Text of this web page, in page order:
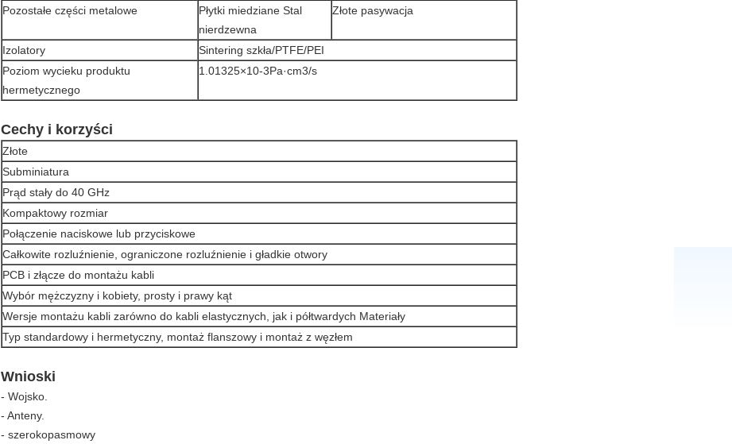
Pozostałe części metalowe
Płytki miedziane Stal
nierdzewna
Złote pasywacja
Izolatory
Sintering szkła/PTFE/PEI
Poziom wycieku produktu
hermetycznego
1.01325×10-3Pa·cm3/s
Cechy i korzyści
Złote
Subminiatura
Prąd stały do 40 GHz
Kompaktowy rozmiar
Połączenie naciskowe lub przyciskowe
Całkowite rozluźnienie, ograniczone rozluźnienie i gładkie otwory
PCB i złącze do montażu kabli
Wybór mężczyzny i kobiety, prosty i prawy kąt
Wersje montażu kabli zarówno do kabli elastycznych, jak i półtwardych Materiały
Typ standardowy i hermetyczny, montaż flanszowy i montaż z węzłem
Wnioski
- Wojsko.
- Anteny.
- szerokopasmowy